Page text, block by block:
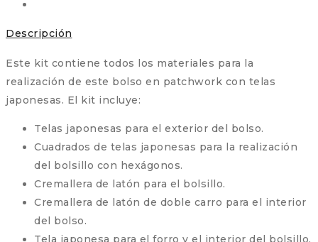
Juani
Cavas
Descripción
Este kit contiene todos los materiales para la
realización de este bolso en patchwork con telas
japonesas. El kit incluye:
Telas japonesas para el exterior del bolso.
Cuadrados de telas japonesas para la realización
del bolsillo con hexágonos.
Cremallera de latón para el bolsillo.
Cremallera de latón de doble carro para el interior
del bolso.
Tela japonesa para el forro y el interior del bolsillo.